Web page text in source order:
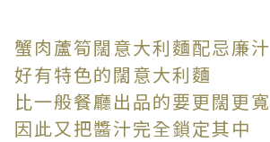
蟹肉蘆筍闊意大利麵配忌廉汁
好有特色的闊意大利麵
比一般餐廳出品的要更闊更寬
因此又把醬汁完全鎖定其中